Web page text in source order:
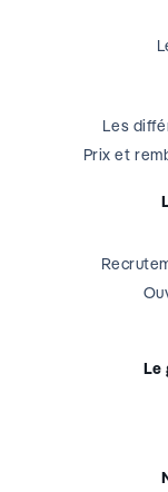
Les
Prix et
Le